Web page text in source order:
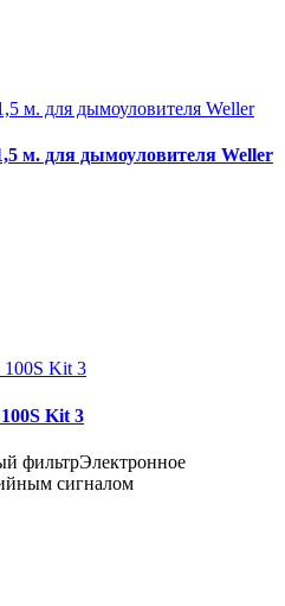
м. для дымоуловителя Weller
Kit 3
фильтрЭлектронное
сигналом